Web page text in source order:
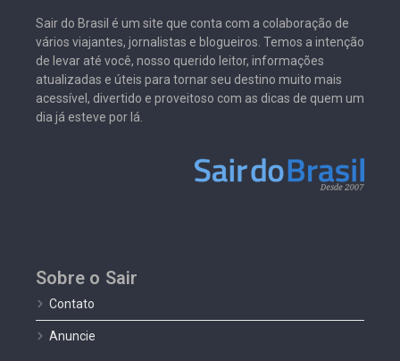
Sair do Brasil é um site que conta com a colaboração de
vários viajantes, jornalistas e blogueiros. Temos a intenção
de levar até você, nosso querido leitor, informações
atualizadas e úteis para tornar seu destino muito mais
acessível, divertido e proveitoso com as dicas de quem um
dia já esteve por lá.
Sobre o Sair
Contato
Anuncie